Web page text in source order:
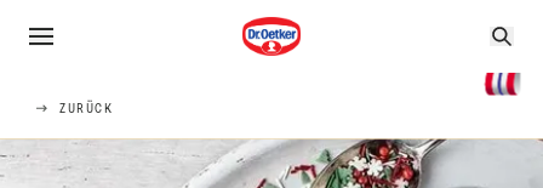
ZURÜCK